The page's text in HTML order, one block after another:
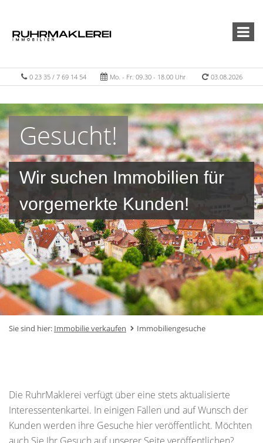
0 23 35 / 7 69 14 54 Mo. - Fr. 09.30 - 18.00 Uhr 03.08.2026
Gesucht!
Wir suchen Immobilien für
vorgemerkte Kunden!
Sie sind hier: Immobilie verkaufen Immobiliengesuche
Die RuhrMaklerei verfügt über eine stets aktualisierte
Interessentenkartei. In einigen Fällen und auf Wunsch der
Kunden werden ihre Gesuche hier veröffentlicht. Möchten